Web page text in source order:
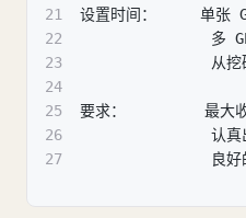
21
设置时间：     单张
22
多
23
从挖
24
25
要求：         最大收
26
认真
27
良好